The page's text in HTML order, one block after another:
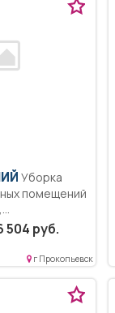
Уборка
помещений
504 руб.
г Прокопьевск